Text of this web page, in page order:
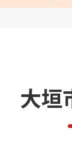
大垣